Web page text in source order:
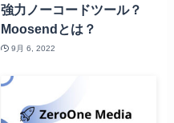
強力ノーコードツール？
Moosendとは？
9月 6, 2022